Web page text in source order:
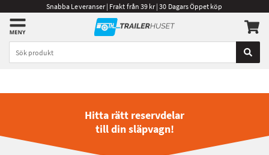
Snabba Leveranser | Frakt från 39 kr | 30 Dagars Öppet köp
Hitta rätt reservdelar
till din släpvagn!